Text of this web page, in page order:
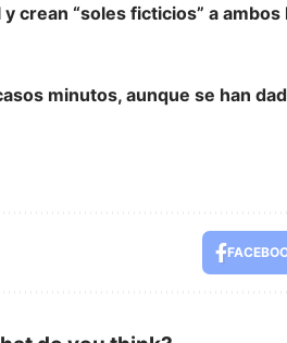
crean “soles ficticios” a ambos
minutos, aunque se han